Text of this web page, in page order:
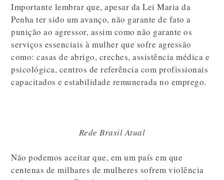
Importante lembrar que, apesar da Lei Maria da
Penha ter sido um avanço, não garante de fato a
punição ao agressor, assim como não garante os
serviços essenciais à mulher que sofre agressão
como: casas de abrigo, creches, assistência médica e
psicológica, centros de referência com profissionais
capacitados e estabilidade remunerada no emprego.
Rede Brasil Atual
Não podemos aceitar que, em um país em que
centenas de milhares de mulheres sofrem violência